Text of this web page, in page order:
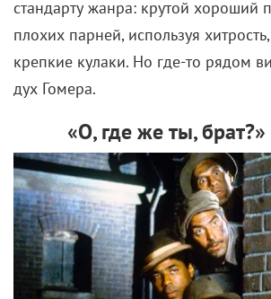
«Лоуренса Аравийского» и «Моста
Квай»: больше никто, дескать, не
такое кино, обходясь без зеленого
для шутки про то, что фильмы
становились лауреатами «Оскара»
эффекты).